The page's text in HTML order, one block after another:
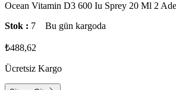
Ocean Vitamin D3 600 Iu Sprey 20 Ml 2
Stok : 7 Bu gün kargoda
₺488,62
Ücretsiz Kargo